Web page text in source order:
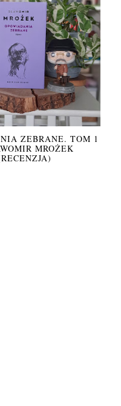
ZEBRANE. TOM 1
MROŻEK